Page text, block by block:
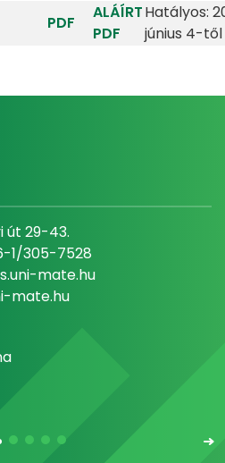
PDF
ALÁÍRT
PDF
Hatályos:
június 4-től
út 29-43.
1/305-7528
mate.hu
mate.hu